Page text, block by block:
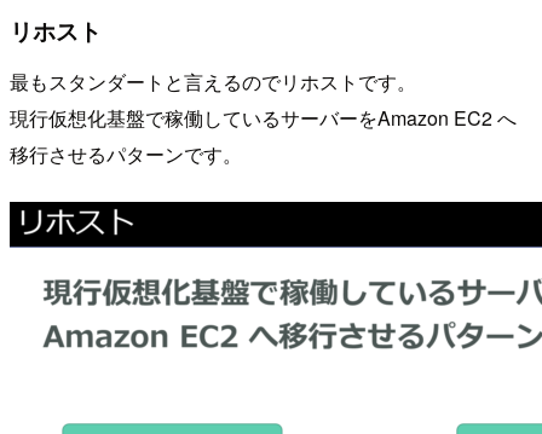
リホスト
最もスタンダートと言えるのでリホストです。
現行仮想化基盤で稼働しているサーバーをAmazon EC2 へ
移行させるパターンです。